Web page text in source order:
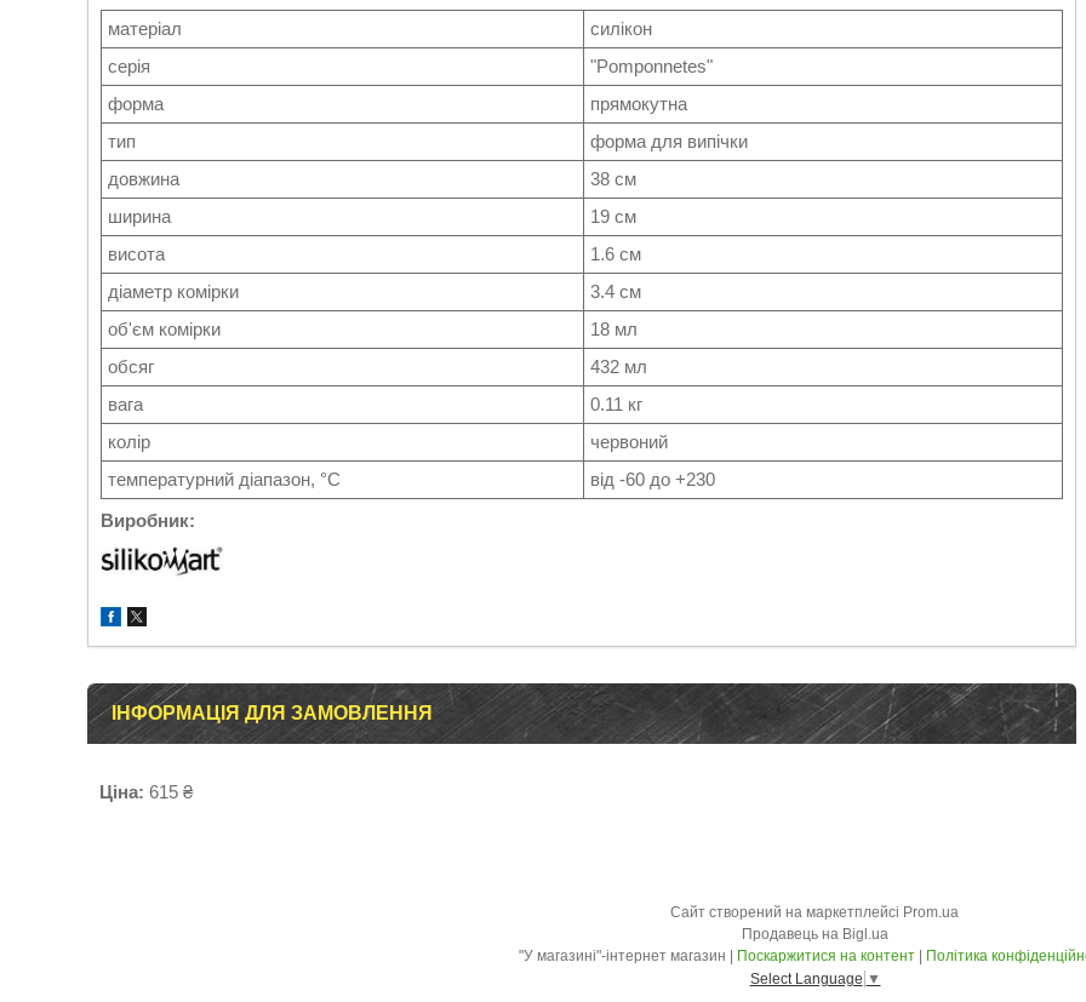
матеріал
силікон
серія
"Pomponnetes"
форма
прямокутна
тип
форма для випічки
довжина
38 см
ширина
19 см
висота
1.6 см
діаметр комірки
3.4 см
об'єм комірки
18 мл
обсяг
432 мл
вага
0.11 кг
колір
червоний
температурний діапазон, °С
від -60 до +230
Виробник:
ІНФОРМАЦІЯ ДЛЯ ЗАМОВЛЕННЯ
Ціна: 615 ₴
Сайт створений на маркетплейсі Prom.ua
Продавець на Bigl.ua
Поскаржитися на контент
Політика
Select Language ▼